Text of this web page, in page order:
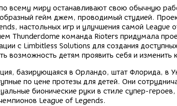
всему миру останавливают свою обычную
гейм джем, проводимый студией.
настольных игр и улучшения самой League
Thunderdome команда Rioters придумала
с Limbitless Solutions для создания
возможность детям проявить себя и
базирующаяся в Орландо, штат Флорида, в
по цене протезы для детей. Они
бионические руки в стиле супер-
League of Legends.